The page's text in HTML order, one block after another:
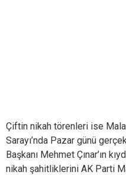
Çiftin nikah törenleri ise
Sarayı’nda Pazar günü
Başkanı Mehmet Çınar’ın
nikah şahitliklerini AK Parti